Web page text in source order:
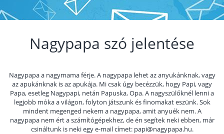
Nagypapa szó jelentése
Nagypapa a nagymama férje. A nagypapa lehet az anyukánknak, vagy
az apukánknak is az apukája. Mi csak úgy becézzük, hogy Papi, vagy
Papa, esetleg Nagypapi, netán Papuska, Opa. A nagyszülőknél lenni a
legjobb móka a világon, folyton játszunk és finomakat eszünk. Sok
mindent megenged nekem a nagypapa, amit anyuék nem. A
nagypapa nem ért a számítógépekhez, de én segítek neki ebben, már
csináltunk is neki egy e-mail címet: papi@nagypapa.hu.